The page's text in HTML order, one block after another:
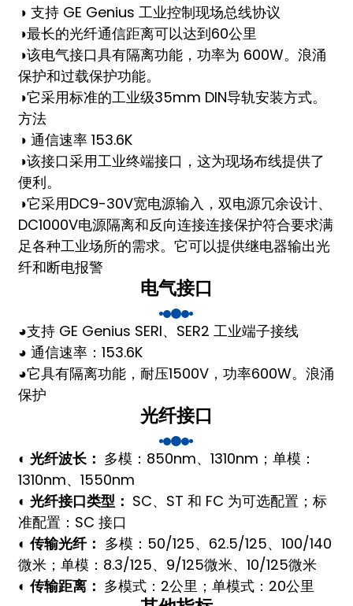
◑ 支持 GE Genius 工业控制现场总线协议
◑最长的光纤通信距离可以达到60公里
◑该电气接口具有隔离功能，功率为 600W。 浪涌
保护和过载保护功能。
◑它采用标准的工业级35mm DIN导轨安装方式。
方法
◑ 通信速率 153.6K
◑该接口采用工业终端接口， 这为现场布线提供了
便利。
◑它采用DC9-30V宽电源输入，双电源冗余设计、
DC1000V电源隔离和反向连接连接保护符合要求满
足各种工业场所的需求。它可以提供继电器输出光
纤和断电报警
电气接口
◕支持 GE Genius SERI、SER2 工业端子接线
◕ 通信速率：153.6K
◕它具有隔离功能，耐压1500V，功率600W。 浪涌
保护
光纤接口
◐ 光纤波长： 多模：850nm、1310nm；单模：
1310nm、1550nm
◐ 光纤接口类型： SC、ST 和 FC 为可选配置；标
准配置：SC 接口
◐ 传输光纤： 多模：50/125、62.5/125、100/140
微米；单模：8.3/125、9/125微米、10/125微米
◐ 传输距离： 多模式：2公里；单模式：20公里